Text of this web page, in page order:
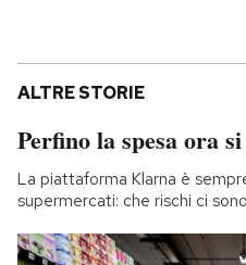
ALTRE STORIE
Perfino la spesa ora
La piattaforma Klarna è
supermercati: che rischi ci